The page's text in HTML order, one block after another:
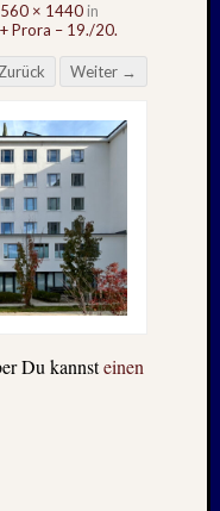
× 1440 in
Prora – 19./20.
Weiter →
Du kannsteinen